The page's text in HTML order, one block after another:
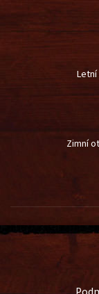
Zimní